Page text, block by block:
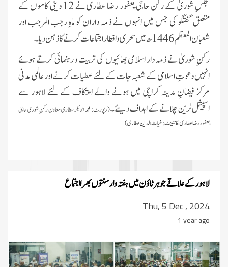
مجلسِ شوریٰ کے رکن حاجی یعفور رضا عطاری نے 12 دینی کاموں کے
متعلق گفتگو کی جس میں انہوں نے ذمہ داران کو ماہِ رجب المرجب اور
شعبان المعظم 1446ھ میں سحری و افطار اجتماعات کرنے کا ذہن دیا۔
رکنِ شوریٰ نے ذمہ دار اسلامی بھائیوں کی تربیت و رہنمائی کرتے ہوئے
انہیں دعوتِ اسلامی کے شعبہ جات کے لئے عطیات کرنے اور عالمی مدنی
مرکز فیضانِ مدینہ کراچی میں ہونے والے اعتکاف کے لئے لاہور سے
اسپیشل ٹرین چلانے کے اہداف دیئے۔(رپورٹ:محمد ابوبکر عطاری معاون رکنِ شوری حاجی
یعفور رضا عطاری ، کانٹینٹ:غیاث الدین عطاری)
لاہورکے علاقے جوہر ٹاؤن میں ہفتہ وار سنتوں بھرا اجتماع
Thu, 5 Dec , 2024
1 year ago